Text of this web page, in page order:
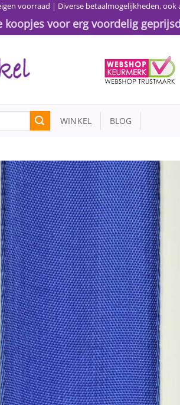
voorraad | Diverse betaalmogelijkheden, ook
koopjes voor erg voordelig
WINKEL BLOG